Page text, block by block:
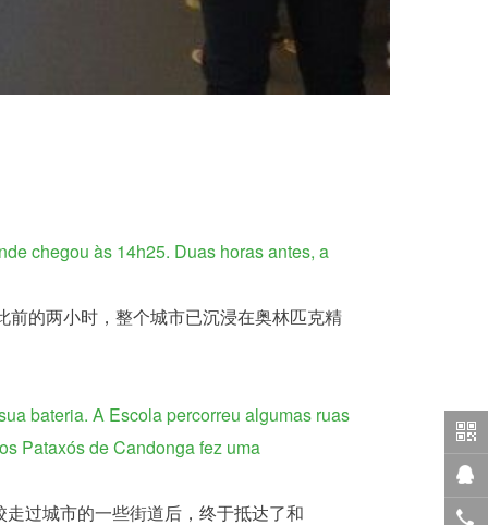
chegou às 14h25. Duas horas antes, a
bateria. A Escola percorreu algumas ruas
Pataxós de Candonga fez uma